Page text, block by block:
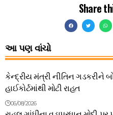
Share
આ પણ વાંચો
કેન્દ્રીય મંત્રી નીતિન ગડકરીને
હાઈકોર્ટમાંથી મોટી રાહત
06/08/2026